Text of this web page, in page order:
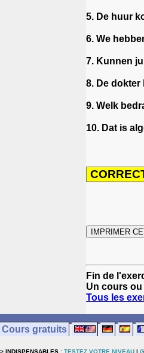
5. De huur
6. We
7. Kunnen
8. De dokter
9. Welk
10. Dat is
Fin de
Un cours
Tous les
Cours gratuits
> INDISPENSABLES : TESTEZ VOTRE NIVEAU |